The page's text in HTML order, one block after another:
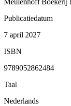
Meulenhoff Boekerij
Publicatiedatum
7 april 2027
ISBN
9789052862484
Taal
Nederlands